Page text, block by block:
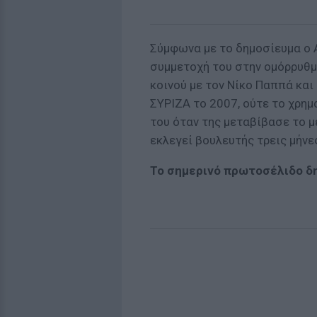
Σύμφωνα με το δημοσίευμα ο
συμμετοχή του στην
κοινού με τον Νίκο Παππά
ΣΥΡΙΖΑ το 2007, ούτε το
του όταν της μεταβίβασε το
εκλεγεί βουλευτής τρεις
Το σημερινό πρωτοσέλιδο